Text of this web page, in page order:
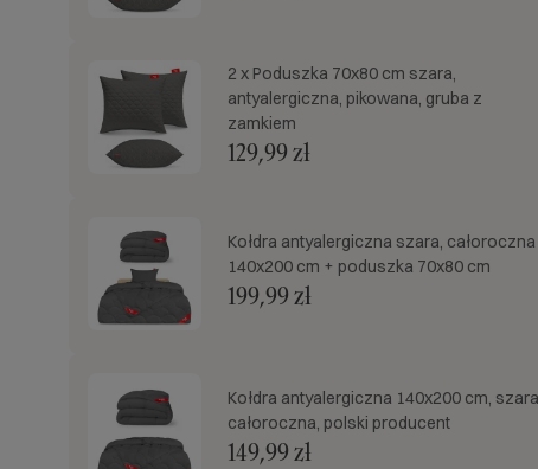
2 x Poduszka 70x80 cm szara,
antyalergiczna, pikowana, gruba z
zamkiem
129,99 zł
Kołdra antyalergiczna szara, całoroczna
140x200 cm + poduszka 70x80 cm
199,99 zł
Kołdra antyalergiczna 140x200 cm, szara
całoroczna, polski producent
149,99 zł